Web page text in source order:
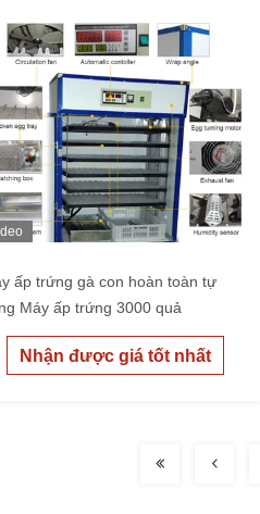
ấp trứng gà con hoàn toàn tự
Máy ấp trứng 3000 quả
Nhận được giá tốt nhất